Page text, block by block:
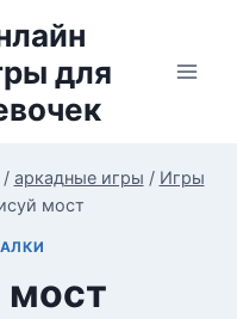
для
/ аркадные игры / Игры
мост
мост